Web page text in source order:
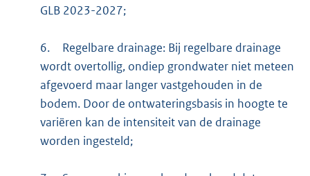
GLB 2023-2027;
6.
Regelbare drainage: Bij regelbare drainage
wordt overtollig, ondiep grondwater niet meteen
afgevoerd maar langer vastgehouden in de
bodem. Door de ontwateringsbasis in hoogte te
variëren kan de intensiteit van de drainage
worden ingesteld;